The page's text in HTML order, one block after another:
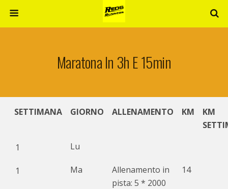
Maratona In 3h E 15min
SETTIMANA GIORNO ALLENAMENTO KM
KM
1
Lu
1 Ma
Allenamento in
pista: 5 * 2000
14